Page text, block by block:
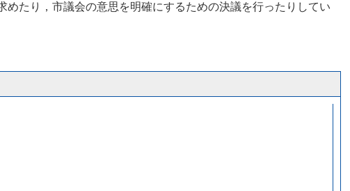
たり，市議会の意思を明確にするための決議を行ったりしてい